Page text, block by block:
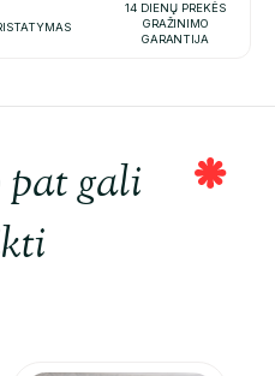
14 DIENŲ PREKĖS
GRAŽINIMO
GARANTIJA
gali